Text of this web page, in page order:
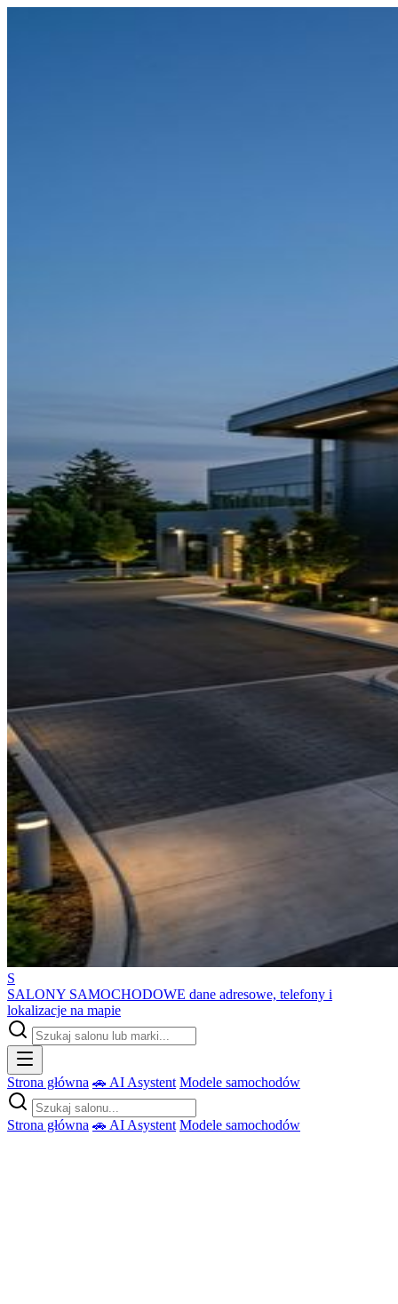
S
SALONY SAMOCHODOWE dane adresowe, telefony i
lokalizacje na mapie
Strona główna 🚗 AI Asystent Modele samochodów
Strona główna 🚗 AI Asystent Modele samochodów